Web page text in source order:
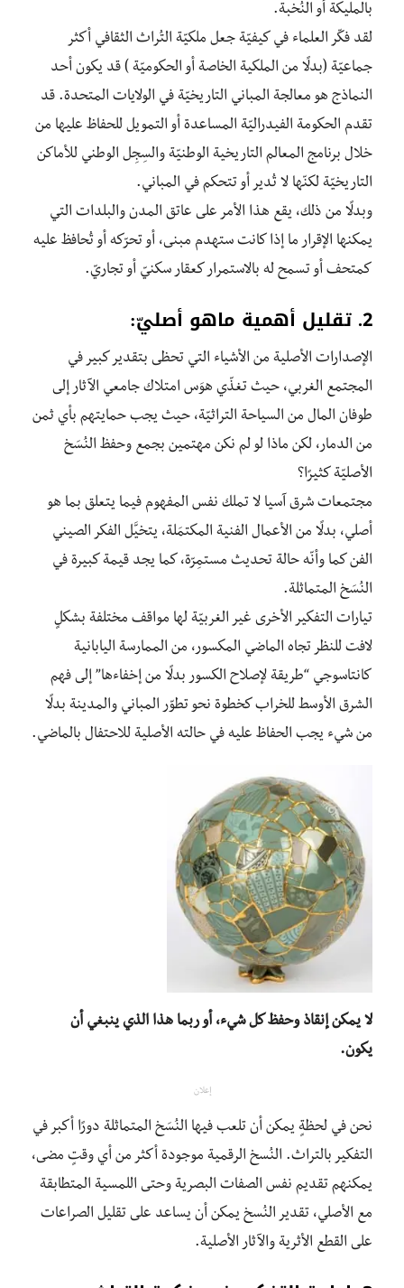
بالمليكة أو النُخبة.
لقد فكّر العلماء في كيفيّة جعل ملكيّة التُراث الثقافي أكثر
جماعيّة (بدلًا من الملكية الخاصة أو الحكوميّة ) قد يكون أحد
النماذج هو معالجة المباني التاريخيّة في الولايات المتحدة. قد
تقدم الحكومة الفيدراليّة المساعدة أو التمويل للحفاظ عليها من
خلال برنامج المعالم التاريخية الوطنيّة والسِجِل الوطني للأماكن
التاريخيّة لكنّها لا تُدير أو تتحكم في المباني.
وبدلًا من ذلك، يقع هذا الأمر على عاتق المدن والبلدات التي
يمكنها الإقرار ما إذا كانت ستهدم مبنى، أو تحرّكه أو تُحافظ عليه
كمتحف أو تسمح له بالاستمرار كعقار سكنيّ أو تجاريّ.
2. تقليل أهمية ماهو أصليّ:
الإصدارات الأصلية من الأشياء التي تحظى بتقدير كبير في
المجتمع الغربي، حيث تغذّي هوَس امتلاك جامعي الآثار إلى
طوفان المال من السياحة التراثيّة، حيث يجب حمايتهم بأي ثمن
من الدمار، لكن ماذا لو لم نكن مهتمين بجمع وحفظ النُسَخ
الأصليّة كثيرًا؟
مجتمعات شرق آسيا لا تملك نفس المفهوم فيما يتعلق بما هو
أصلي، بدلًا من الأعمال الفنية المكتمَلة، يتخيَّل الفكر الصيني
الفن كما وأنّه حالة تحديث مستمِرّة، كما يجد قيمة كبيرة في
النُسَخ المتماثلة.
تيارات التفكير الأخرى غير الغربيّة لها مواقف مختلفة بشكلٍ
لافت للنظر تجاه الماضي المكسور، من الممارسة اليابانية
كانتاسوجي “طريقة لإصلاح الكسور بدلًا من إخفاءها” إلى فهم
الشرق الأوسط للخراب كخطوة نحو تطوّر المباني والمدينة بدلًا
من شيء يجب الحفاظ عليه في حالته الأصلية للاحتفال بالماضي.
لا يمكن إنقاذ وحفظ كل شيء، أو ربما هذا الذي ينبغي أن
يكون.
إعلان
نحن في لحظةٍ يمكن أن تلعب فيها النُسَخ المتماثلة دورًا أكبر في
التفكير بالتراث. النُسخ الرقمية موجودة أكثر من أي وقتٍ مضى،
يمكنهم تقديم نفس الصفات البصرية وحتى اللمسية المتطابقة
مع الأصلي، تقدير النُسخ يمكن أن يساعد على تقليل الصراعات
على القطع الأثرية والآثار الأصلية.